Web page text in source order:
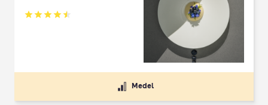
Betyg: 4.5 av 5
Medel